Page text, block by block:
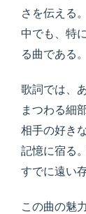
さを伝える
中でも、特
る曲である。
歌詞では、
まつわる細
相手の好き
記憶に宿る
すでに遠い
この曲の魅